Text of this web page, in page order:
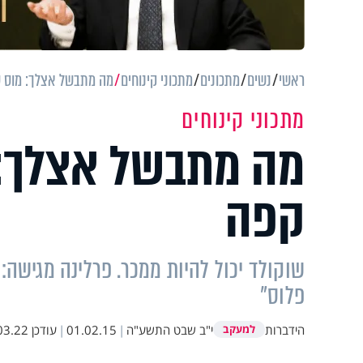
ראשי נשים מתכונים מתכוני קינוחים מה מתבשל אצלך: מוס
מתכוני קינוחים
מה מתבשל
קפה
שוקולד יכול להיות ממכר. פרלינה
פלוס"
הידברות למעקב י"ב שבט התשע"ה |
01.02.15
| עודכן 18:40